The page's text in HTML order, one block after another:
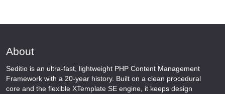
About
Seditio is an ultra-fast, lightweight PHP Content Management
Framework with a 20-year history. Built on a clean procedural
core and the flexible XTemplate SE engine, it keeps design